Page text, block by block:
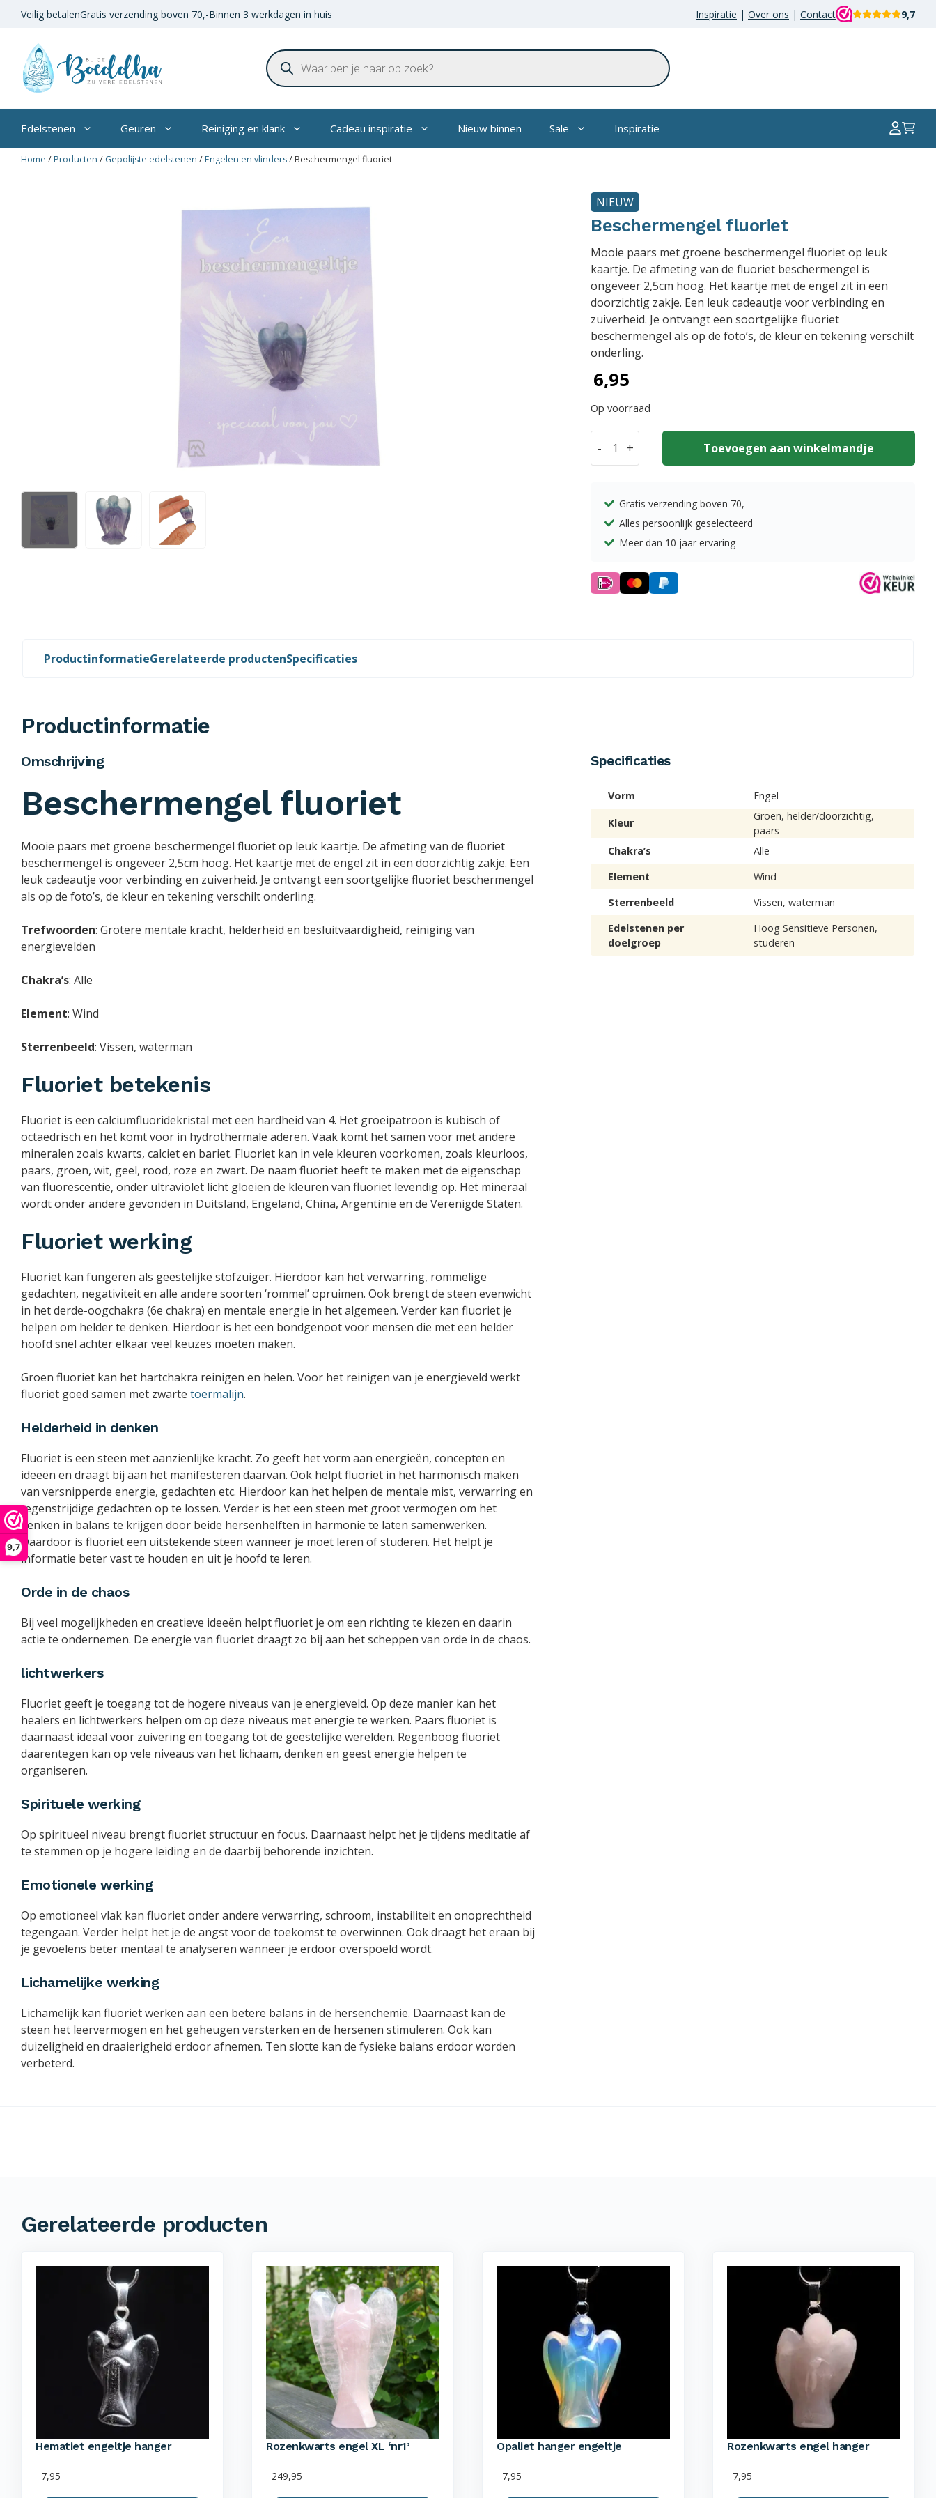
9,7
inhoud
Veilig betalenGratis verzending boven 70,-Binnen 3 werkdagen in huis Inspiratie | Over ons | Contact 9,7
Producten
zoeken
Edelstenen Geuren Reiniging en klank Cadeau inspiratie Nieuw binnen Sale Inspiratie
Home /Producten / Gepolijste edelstenen /Engelen en vlinders/ Beschermengel fluoriet
NIEUW
Beschermengel fluoriet
Mooie paars met groene beschermengel fluoriet op leuk
kaartje. De afmeting van de fluoriet beschermengel is
ongeveer 2,5cm hoog. Het kaartje met de engel zit in een
doorzichtig zakje. Een leuk cadeautje voor verbinding en
zuiverheid. Je ontvangt een soortgelijke fluoriet
beschermengel als op de foto’s, de kleur en tekening verschilt
onderling.
6,95
Op voorraad
-
Beschermengel
+ Toevoegen aan winkelmandje
Gratis verzending boven 70,-
Alles persoonlijk geselecteerd
Meer dan 10 jaar ervaring
ProductinformatieGerelateerde productenSpecificaties
Productinformatie
Omschrijving
Beschermengel fluoriet
Mooie paars met groene beschermengel fluoriet op leuk kaartje. De afmeting van de fluoriet
beschermengel is ongeveer 2,5cm hoog. Het kaartje met de engel zit in een doorzichtig zakje. Een
leuk cadeautje voor verbinding en zuiverheid. Je ontvangt een soortgelijke fluoriet beschermengel
als op de foto’s, de kleur en tekening verschilt onderling.
Trefwoorden: Grotere mentale kracht, helderheid en besluitvaardigheid, reiniging van
energievelden
Chakra’s: Alle
Element: Wind
Sterrenbeeld: Vissen, waterman
Fluoriet betekenis
Fluoriet is een calciumfluoridekristal met een hardheid van 4. Het groeipatroon is kubisch of
octaedrisch en het komt voor in hydrothermale aderen. Vaak komt het samen voor met andere
mineralen zoals kwarts, calciet en bariet. Fluoriet kan in vele kleuren voorkomen, zoals kleurloos,
paars, groen, wit, geel, rood, roze en zwart. De naam fluoriet heeft te maken met de eigenschap
van fluorescentie, onder ultraviolet licht gloeien de kleuren van fluoriet levendig op. Het mineraal
wordt onder andere gevonden in Duitsland, Engeland, China, Argentinië en de Verenigde Staten.
Fluoriet werking
Fluoriet kan fungeren als geestelijke stofzuiger. Hierdoor kan het verwarring, rommelige
gedachten, negativiteit en alle andere soorten ‘rommel’ opruimen. Ook brengt de steen evenwicht
in het derde-oogchakra (6e chakra) en mentale energie in het algemeen. Verder kan fluoriet je
helpen om helder te denken. Hierdoor is het een bondgenoot voor mensen die met een helder
hoofd snel achter elkaar veel keuzes moeten maken.
Groen fluoriet kan het hartchakra reinigen en helen. Voor het reinigen van je energieveld werkt
fluoriet goed samen met zwarte toermalijn.
Helderheid in denken
Fluoriet is een steen met aanzienlijke kracht. Zo geeft het vorm aan energieën, concepten en
ideeën en draagt bij aan het manifesteren daarvan. Ook helpt fluoriet in het harmonisch maken
van versnipperde energie, gedachten etc. Hierdoor kan het helpen de mentale mist, verwarring en
tegenstrijdige gedachten op te lossen. Verder is het een steen met groot vermogen om het
denken in balans te krijgen door beide hersenhelften in harmonie te laten samenwerken.
Daardoor is fluoriet een uitstekende steen wanneer je moet leren of studeren. Het helpt je
informatie beter vast te houden en uit je hoofd te leren.
Orde in de chaos
Bij veel mogelijkheden en creatieve ideeën helpt fluoriet je om een richting te kiezen en daarin
actie te ondernemen. De energie van fluoriet draagt zo bij aan het scheppen van orde in de chaos.
lichtwerkers
Fluoriet geeft je toegang tot de hogere niveaus van je energieveld. Op deze manier kan het
healers en lichtwerkers helpen om op deze niveaus met energie te werken. Paars fluoriet is
daarnaast ideaal voor zuivering en toegang tot de geestelijke werelden. Regenboog fluoriet
daarentegen kan op vele niveaus van het lichaam, denken en geest energie helpen te
organiseren.
Spirituele werking
Op spiritueel niveau brengt fluoriet structuur en focus. Daarnaast helpt het je tijdens meditatie af
te stemmen op je hogere leiding en de daarbij behorende inzichten.
Emotionele werking
Op emotioneel vlak kan fluoriet onder andere verwarring, schroom, instabiliteit en onoprechtheid
tegengaan. Verder helpt het je de angst voor de toekomst te overwinnen. Ook draagt het eraan bij
je gevoelens beter mentaal te analyseren wanneer je erdoor overspoeld wordt.
Lichamelijke werking
Lichamelijk kan fluoriet werken aan een betere balans in de hersenchemie. Daarnaast kan de
steen het leervermogen en het geheugen versterken en de hersenen stimuleren. Ook kan
duizeligheid en draaierigheid erdoor afnemen. Ten slotte kan de fysieke balans erdoor worden
verbeterd.
Specificaties
Vorm Engel
Kleur
Groen, helder/doorzichtig,
paars
Chakra’s
Alle
Element
Wind
Sterrenbeeld
Vissen, waterman
Edelstenen per
doelgroep
Hoog Sensitieve Personen,
studeren
Gerelateerde producten
Hematiet engeltje hanger
7,95
Rozenkwarts engel XL ‘nr1’
249,95
Opaliet hanger engeltje
7,95
Rozenkwarts engel hanger
7,95